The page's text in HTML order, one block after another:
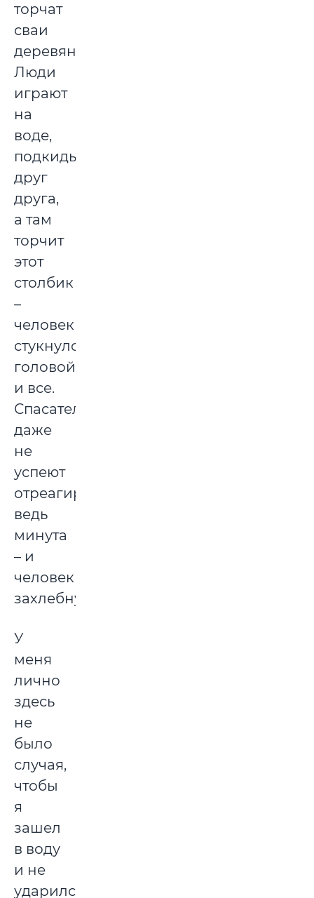
торчат
сваи
деревянные.
Люди
играют
на
воде,
подкидывают
друг
друга,
а там
торчит
этот
столбик
–
человек
стукнулся
головой,
и все.
Спасатели
даже
не
успеют
отреагировать,
ведь
минута
– и
человек
захлебнулся.
У
меня
лично
здесь
не
было
случая,
чтобы
я
зашел
в воду
и не
ударился.